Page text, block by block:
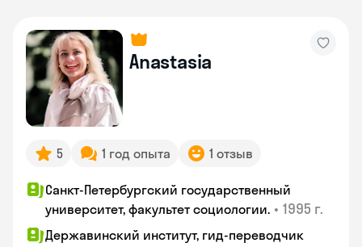
Anastasia
5 1 год опыта 1 отзыв
Санкт-Петербургский государственный
университет, факультет социологии. • 1995 г.
Державинский институт, гид-переводчик